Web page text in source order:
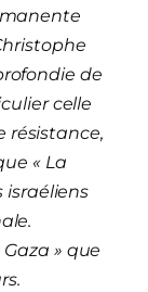
de
celle
résistance,
« La
israéliens
» que